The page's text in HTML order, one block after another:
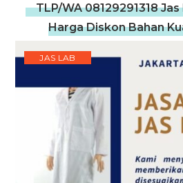
TLP/WA 08129291318
Harga Diskon Bahan
JAS LAB